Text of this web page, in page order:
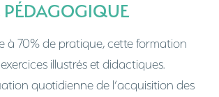
PÉDAGOGIQUE
à 70% de pratique, cette formation
illustrés et didactiques.
quotidienne de l’acquisition des